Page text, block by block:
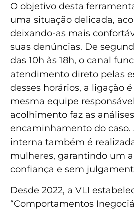
O objetivo desta
uma situação delicada,
deixando-as mais
suas denúncias. De
das 10h às 18h, o canal
atendimento direto pelas
desses horários, a ligação
mesma equipe
acolhimento faz as
encaminhamento do caso.
interna também é
mulheres, garantindo um
confiança e sem
Desde 2022, a VLI
“Comportamentos